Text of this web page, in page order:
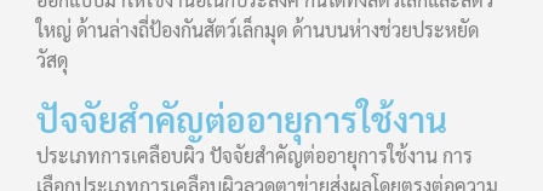
ใหญ่ ด้านล่างถี่ป้องกันสัตว์เล็กมุด ด้านบนห่างช่วยประหยัด
วัสดุ
ปัจจัยสำคัญต่ออายุการใช้งาน
ประเภทการเคลือบผิว ปัจจัยสำคัญต่ออายุการใช้งาน การ
เลือกประเภทการเคลือบผิวลวดตาข่ายส่งผลโดยตรงต่อความ